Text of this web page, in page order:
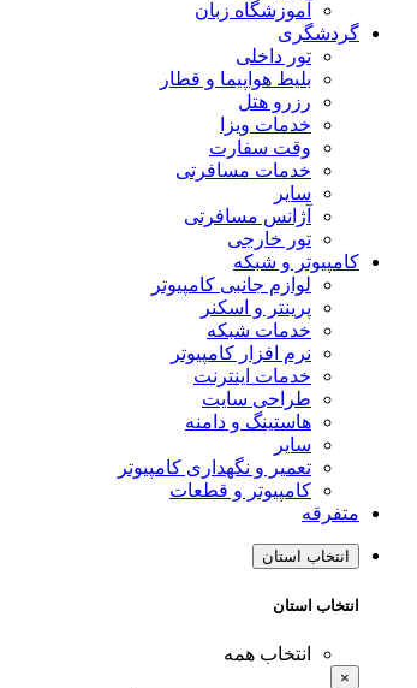
آموزشگاه زبان
گردشگری
تور داخلی
بلیط هواپیما و قطار
رزرو هتل
خدمات ویزا
وقت سفارت
خدمات مسافرتی
سایر
آژانس مسافرتی
تور خارجی
کامپیوتر و شبکه
لوازم جانبی کامپیوتر
پرینتر و اسکنر
خدمات شبکه
نرم افزار کامپیوتر
خدمات اینترنت
طراحی سایت
هاستینگ و دامنه
سایر
تعمیر و نگهداری کامپیوتر
کامپیوتر و قطعات
متفرقه
انتخاب استان
انتخاب استان
انتخاب همه
×